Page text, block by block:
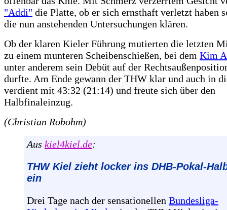
"Addi" die Platte, ob er sich ernsthaft verletzt haben
die nun anstehenden Untersuchungen klären.
Ob der klaren Kieler Führung mutierten die letzten
zu einem munteren Scheibenschießen, bei dem Kim
unter anderem sein Debüt auf der
durfte. Am Ende gewann der THW klar und auch in
verdient mit 43:32 (21:14) und freute sich über den
Halbfinaleinzug.
(Christian Robohm)
Aus kiel4kiel.de:
THW Kiel zieht locker ins DHB-Pokal-
ein
Drei Tage nach der sensationellen Bundesliga-